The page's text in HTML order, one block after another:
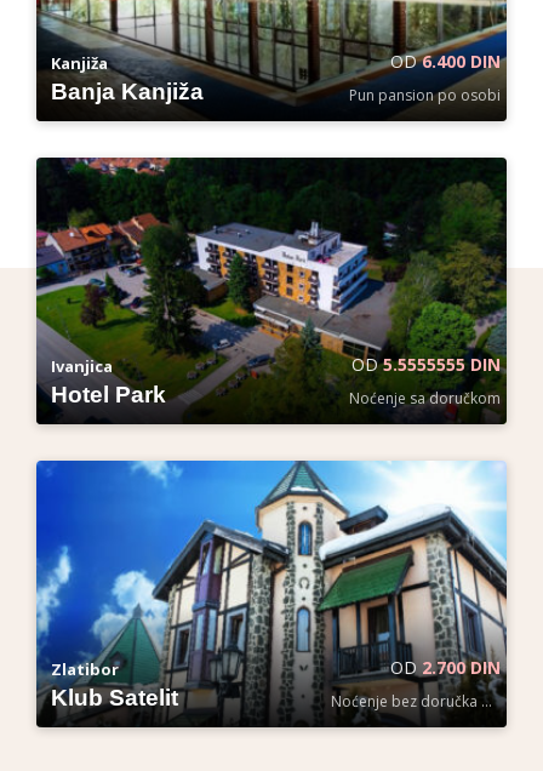
Kanjiža
Banja Kanjiža
OD6.400 DIN
Pun pansion po osobi
Ivanjica
Hotel Park
OD5.5555555 DIN
Noćenje sa doručkom
Zlatibor
Klub Satelit
OD2.700 DIN
Noćenje bez doručka po osobi